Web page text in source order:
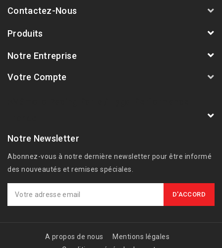
Contactez-Nous
Produits
Notre Entreprise
Votre Compte
Notre Newsletter
Abonnez-vous à notre dernière newsletter pour être informé
des nouveautés et remises spéciales.
A propos de nous
Mentions légales